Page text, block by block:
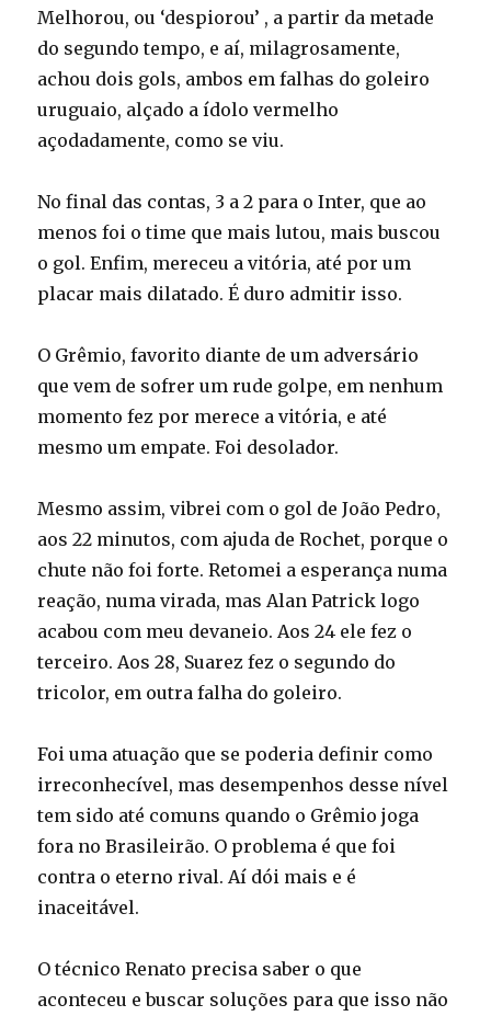
Melhorou, ou ‘despiorou’ , a partir da metade
do segundo tempo, e aí, milagrosamente,
achou dois gols, ambos em falhas do goleiro
uruguaio, alçado a ídolo vermelho
açodadamente, como se viu.
No final das contas, 3 a 2 para o Inter, que ao
menos foi o time que mais lutou, mais buscou
o gol. Enfim, mereceu a vitória, até por um
placar mais dilatado. É duro admitir isso.
O Grêmio, favorito diante de um adversário
que vem de sofrer um rude golpe, em nenhum
momento fez por merece a vitória, e até
mesmo um empate. Foi desolador.
Mesmo assim, vibrei com o gol de João Pedro,
aos 22 minutos, com ajuda de Rochet, porque o
chute não foi forte. Retomei a esperança numa
reação, numa virada, mas Alan Patrick logo
acabou com meu devaneio. Aos 24 ele fez o
terceiro. Aos 28, Suarez fez o segundo do
tricolor, em outra falha do goleiro.
Foi uma atuação que se poderia definir como
irreconhecível, mas desempenhos desse nível
tem sido até comuns quando o Grêmio joga
fora no Brasileirão. O problema é que foi
contra o eterno rival. Aí dói mais e é
inaceitável.
O técnico Renato precisa saber o que
aconteceu e buscar soluções para que isso não